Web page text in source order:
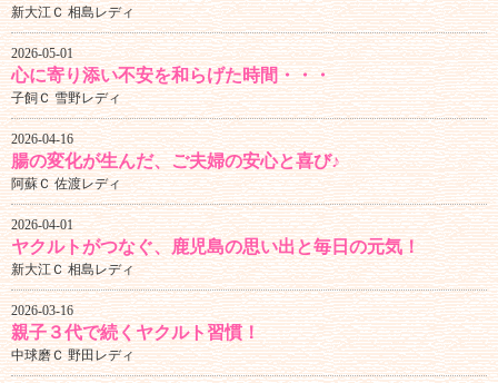
新大江Ｃ 相島レディ
2026-05-01
心に寄り添い不安を和らげた時間・・・
子飼Ｃ 雪野レディ
2026-04-16
腸の変化が生んだ、ご夫婦の安心と喜び♪
阿蘇Ｃ 佐渡レディ
2026-04-01
ヤクルトがつなぐ、鹿児島の思い出と毎日の元気！
新大江Ｃ 相島レディ
2026-03-16
親子３代で続くヤクルト習慣！
中球磨Ｃ 野田レディ